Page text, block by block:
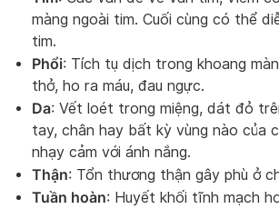
màng ngoài tim. Cuối cùng có thể
tim.
Phổi: Tích tụ dịch trong khoang
thở, ho ra máu, đau ngực.
Da: Vết loét trong miệng, dát đỏ
tay, chân hay bất kỳ vùng nào của
nhạy cảm với ánh nắng.
Thận: Tổn thương thận gây phù ở
Tuần hoàn: Huyết khối tĩnh mạch